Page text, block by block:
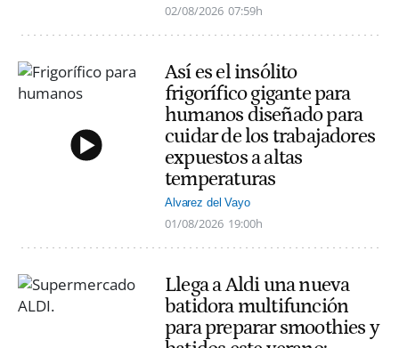
02/08/2026 07:59h
Así es el insólito
frigorífico gigante para
humanos diseñado para
cuidar de los trabajadores
expuestos a altas
temperaturas
Alvarez del Vayo
01/08/2026 19:00h
Llega a Aldi una nueva
batidora multifunción
para preparar smoothies y